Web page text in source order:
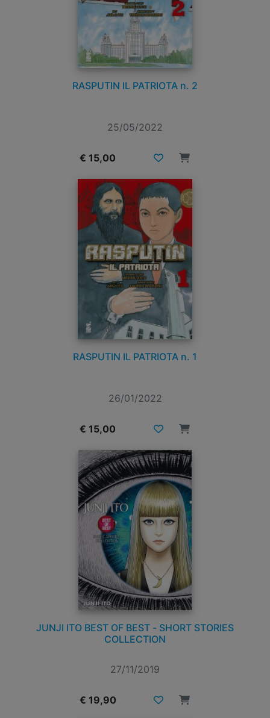
RASPUTIN IL PATRIOTA n. 2
25/05/2022
€ 15,00
RASPUTIN IL PATRIOTA n. 1
26/01/2022
€ 15,00
JUNJI ITO BEST OF BEST - SHORT STORIES
COLLECTION
27/11/2019
€ 19,90